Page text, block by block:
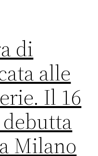
di
alle
Il 16
Milano